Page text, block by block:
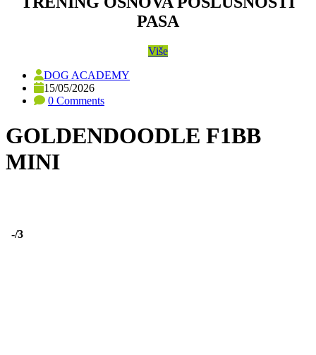
PASA
Više
DOG ACADEMY
15/05/2026
0 Comments
GOLDENDOODLE F1BB
MINI
-/3